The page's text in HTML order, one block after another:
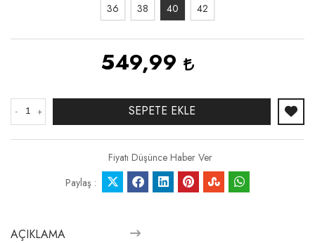
36
38 40 42
549,99
- + SEPETE EKLE
Fiyatı Düşünce Haber Ver
Paylaş :
AÇIKLAMA